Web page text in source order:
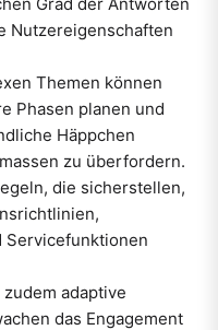
Nutzereigenschaften
Themen können
Phasen planen und
Häppchen
zu überfordern.
die sicherstellen,
Servicefunktionen
adaptive
das Engagement